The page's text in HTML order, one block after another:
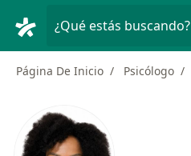
¿Qué estás buscando?
Página De Inicio Psicólogo